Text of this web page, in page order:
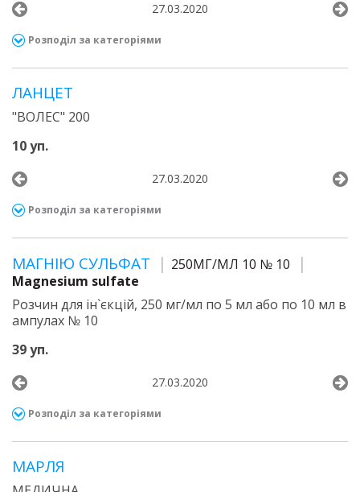
27.03.2020
Розподіл за категоріями
ЛАНЦЕТ
"ВОЛЕС" 200
10 уп.
27.03.2020
Розподіл за категоріями
МАГНІЮ СУЛЬФАТ
250МГ/МЛ 10 № 10
Magnesium sulfate
Розчин для ін`єкцій, 250 мг/мл по 5 мл або по 10 мл в
ампулах № 10
39 уп.
27.03.2020
Розподіл за категоріями
МАРЛЯ